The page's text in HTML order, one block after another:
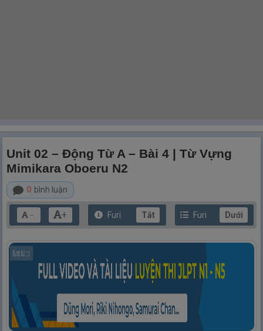
Unit 02 – Động Từ A – Bài 4 | Từ Vựng
Mimikara Oboeru N2
0 bình luận
－ + Furi Tắt Furi Dưới